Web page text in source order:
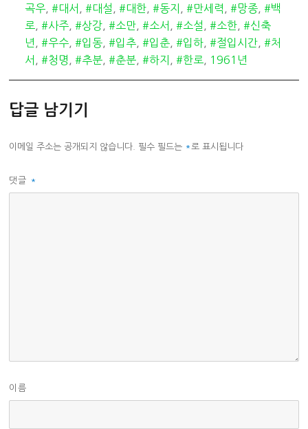
테
고
리
그
곡우 ,#대서 ,#대설 ,#대한 ,#동지 ,#만세력 ,#망종 ,#백
로
,#사주 ,#상강 ,#소만 ,#소서 ,#소설 ,#소한 ,#신축
년
,#우수 ,#입동 ,#입추 ,#입춘 ,#입하 ,#절입시간 ,#처
서
,#청명 ,#추분 ,#춘분 ,#하지 ,#한로 1961년
답글 남기기
이메일 주소는 공개되지 않습니다. 필수 필드는 *로 표시됩니다
댓글 *
이름